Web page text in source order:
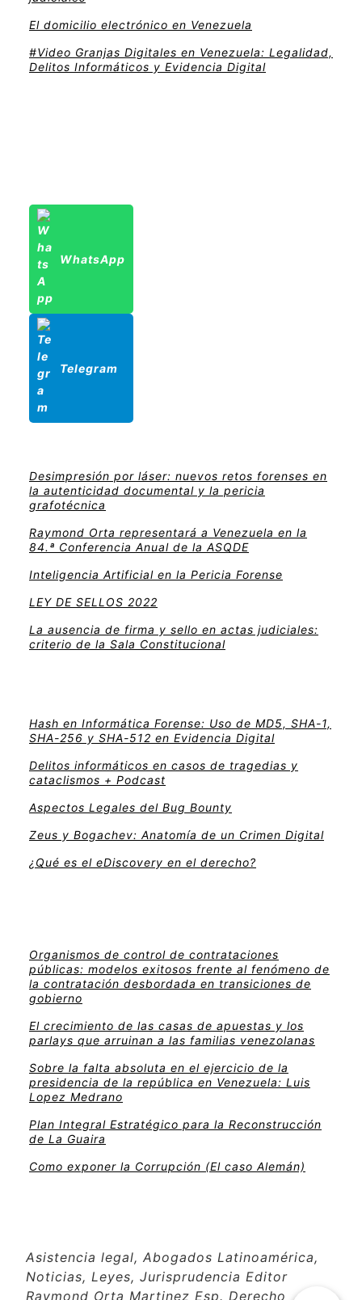
El domicilio electrónico en Venezuela
#Video Granjas Digitales en Venezuela: Legalidad,
Delitos Informáticos y Evidencia Digital
WhatsApp
Telegram
Desimpresión por láser: nuevos retos forenses en
la autenticidad documental y la pericia
grafotécnica
Raymond Orta representará a Venezuela en la
84.ª Conferencia Anual de la ASQDE
Inteligencia Artificial en la Pericia Forense
LEY DE SELLOS 2022
La ausencia de firma y sello en actas judiciales:
criterio de la Sala Constitucional
Hash en Informática Forense: Uso de MD5, SHA-1,
SHA-256 y SHA-512 en Evidencia Digital
Delitos informáticos en casos de tragedias y
cataclismos + Podcast
Aspectos Legales del Bug Bounty
Zeus y Bogachev: Anatomía de un Crimen Digital
¿Qué es el eDiscovery en el derecho?
Organismos de control de contrataciones
públicas: modelos exitosos frente al fenómeno de
la contratación desbordada en transiciones de
gobierno
El crecimiento de las casas de apuestas y los
parlays que arruinan a las familias venezolanas
Sobre la falta absoluta en el ejercicio de la
presidencia de la república en Venezuela: Luis
Lopez Medrano
Plan Integral Estratégico para la Reconstrucción
de La Guaira
Como exponer la Corrupción (El caso Alemán)
Asistencia legal, Abogados Latinoamérica,
Noticias, Leyes, Jurisprudencia Editor
Raymond Orta Martinez Esp. Derecho